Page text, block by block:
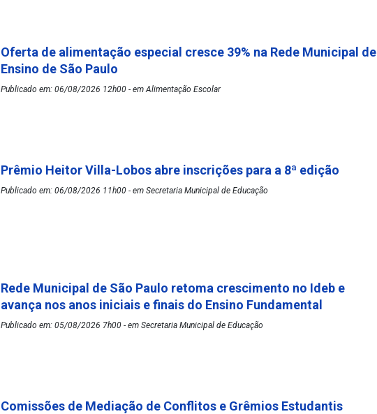
Oferta de alimentação especial cresce 39% na Rede Municipal de
Ensino de São Paulo
Publicado em: 06/08/2026 12h00 - em Alimentação Escolar
Prêmio Heitor Villa-Lobos abre inscrições para a 8ª edição
Publicado em: 06/08/2026 11h00 - em Secretaria Municipal de Educação
Rede Municipal de São Paulo retoma crescimento no Ideb e
avança nos anos iniciais e finais do Ensino Fundamental
Publicado em: 05/08/2026 7h00 - em Secretaria Municipal de Educação
Comissões de Mediação de Conflitos e Grêmios Estudantis